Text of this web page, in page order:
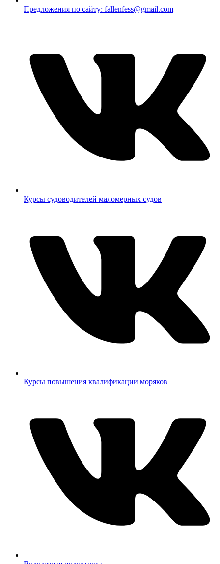
Предложения по сайту: fallenfess@gmail.com
Курсы судоводителей маломерных судов
Курсы повышения квалификации моряков